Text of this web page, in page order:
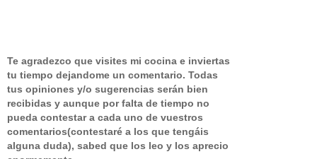
Te agradezco que visites mi cocina e inviertas
tu tiempo dejandome un comentario. Todas
tus opiniones y/o sugerencias serán bien
recibidas y aunque por falta de tiempo no
pueda contestar a cada uno de vuestros
comentarios(contestaré a los que tengáis
alguna duda), sabed que los leo y los aprecio